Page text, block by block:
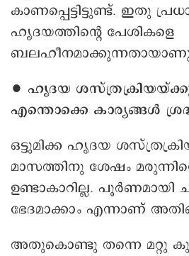
കാണപ്പെട്ടിട്ടുണ്ട്. ഇതു
ഹൃദയത്തിന്റെ പേശികളെ
∙ ഹൃദയ
എന്തൊക്കെ കാര്യങ്ങൾ
ഒട്ടുമിക്ക ഹൃദയ
മാസത്തിനു ശേഷം
ഉണ്ടാകാറില്ല. പൂർണമായി
ഭേദമാക്കാം എന്നാണ്
അതുകൊണ്ടു തന്നെ മറ്റു